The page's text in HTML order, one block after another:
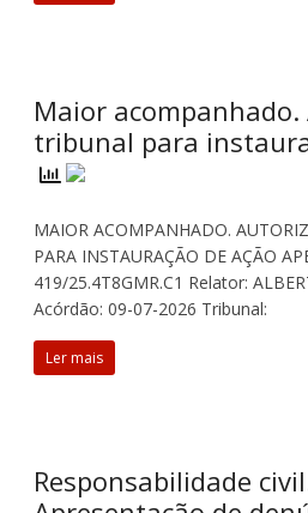
Maior
tribunal para
MAIOR ACOMPANHADO.
PARA INSTAURAÇÃO DE AÇÃO
419/25.4T8GMR.C1 Relator:
Acórdão: 09-07-2026 Tribunal:
Ler mais
Responsabilidade